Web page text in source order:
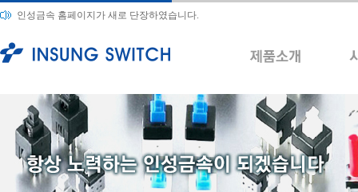
인성금속 홈페이지가 새로 단장하였습니다.